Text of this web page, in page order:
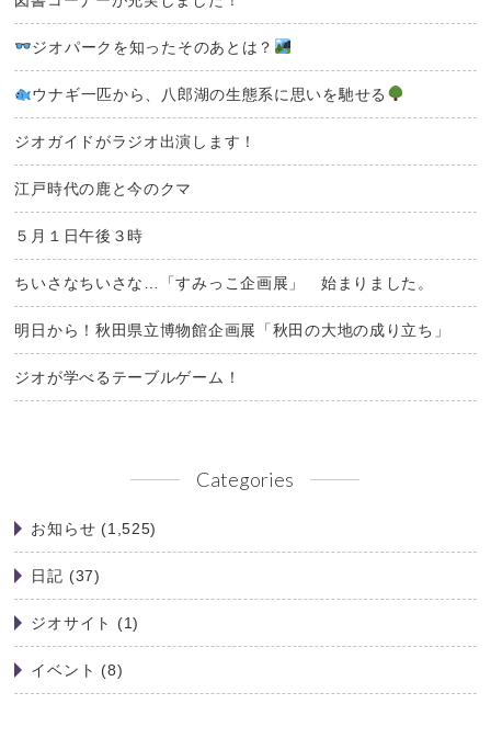
ジオパークを知ったそのあとは？
ウナギ一匹から、八郎湖の生態系に思いを馳せる
ジオガイドがラジオ出演します！
江戸時代の鹿と今のクマ
５月１日午後３時
ちいさなちいさな…「すみっこ企画展」 始まりました。
明日から！秋田県立博物館企画展「秋田の大地の成り立ち」
ジオが学べるテーブルゲーム！
Categories
お知らせ (1,525)
日記 (37)
ジオサイト (1)
イベント (8)